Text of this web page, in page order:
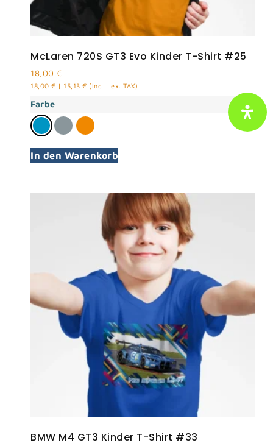
McLaren 720S GT3 Evo Kinder T-Shirt #25
18,00 €
18,00 € | 15,13 € (inc. | ex. TAX)
Farbe
In den Warenkorb
BMW M4 GT3 Kinder T-Shirt #33